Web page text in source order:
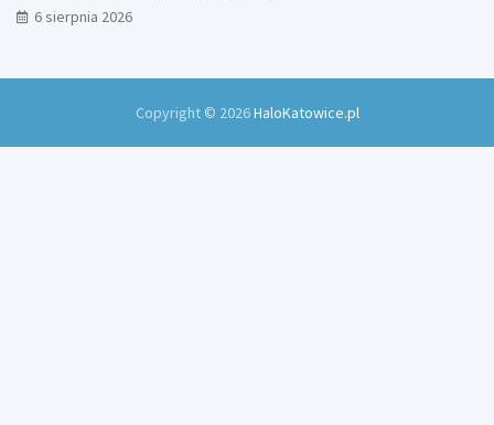
6 sierpnia 2026
Copyright © 2026HaloKatowice.pl